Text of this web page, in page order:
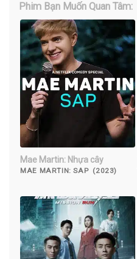
Phim Bạn Muốn Quan Tâm:
Mae Martin: Nhựa cây
MAE MARTIN: SAP (2023)